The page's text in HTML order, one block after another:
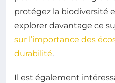
protégez la biodiversité
explorer davantage ce
sur l’importance des
durabilité.
Il est également